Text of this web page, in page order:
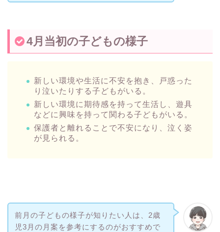
4月当初の子どもの様子
新しい環境や生活に不安を抱き、戸惑った
り泣いたりする子どもがいる。
新しい環境に期待感を持って生活し、遊具
などに興味を持って関わる子どもがいる。
保護者と離れることで不安になり、泣く姿
が見られる。
前月の子どもの様子が知りたい人は、2歳
児3月の月案を参考にするのがおすすめで